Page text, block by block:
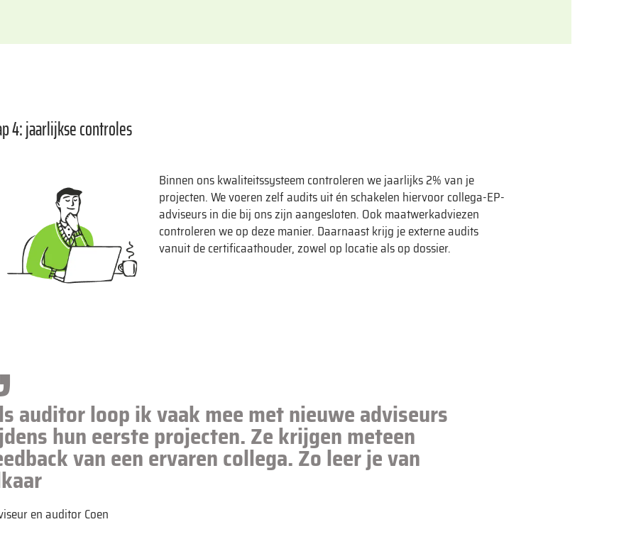
4: jaarlijkse controles
Binnen ons kwaliteitssysteem controleren we jaarlijks 2% van je
projecten. We voeren zelf audits uit én schakelen hiervoor collega-EP-
adviseurs in die bij ons zijn aangesloten. Ook maatwerkadviezen
controleren we op deze manier. Daarnaast krijg je externe audits
vanuit de certificaathouder, zowel op locatie als op dossier.
auditor loop ik vaak mee met nieuwe adviseurs
hun eerste projecten. Ze krijgen meteen
van een ervaren collega. Zo leer je van
en auditor Coen